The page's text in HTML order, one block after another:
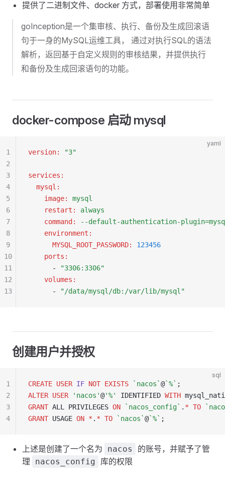
提供了二进制文件、docker 方式，部署使用非常简单
goInception是一个集审核、执行、备份及生成回滚语
句于一身的MySQL运维工具， 通过对执行SQL的语法
解析，返回基于自定义规则的审核结果，并提供执行
和备份及生成回滚语句的功能。
docker-compose 启动 mysql
yaml
version: "3"
services :
  mysql
:
    image
:
mysql
    restart
:
always
    command
:
--default-authentication-
    environment
:
      MYSQL_ROOT_PASSWORD
:
123456
    ports
:
      -
"3306:3306"
    volumes
:
      -
"/data/mysql/db:/var/lib/mysql"
1
2
3
4
5
6
7
8
9
10
11
12
13
创建用户并授权
sql
CREATE USER IF NOT EXISTS `nacos`@`%` ;
ALTER USER 'nacos'@'%' IDENTIFIED WITH
GRANT ALL PRIVILEGES ON `nacos_config` . * TO
GRANT USAGE ON * . * TO `nacos`@`%` ;
1
2
3
4
上述是创建了一个名为 nacos
的账号，并赋予了管
理
nacos_config 库的权限